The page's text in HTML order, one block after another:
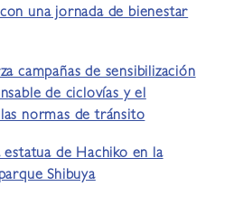
una jornada de bienestar
campañas de sensibilización
de ciclovías y el
normas de tránsito
de Hachiko en la
Shibuya